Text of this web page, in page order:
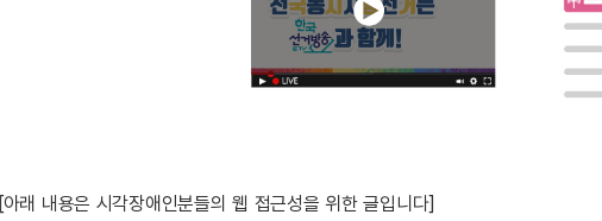
[아래 내용은 시각장애인분들의 웹 접근성을 위한 글입니다]